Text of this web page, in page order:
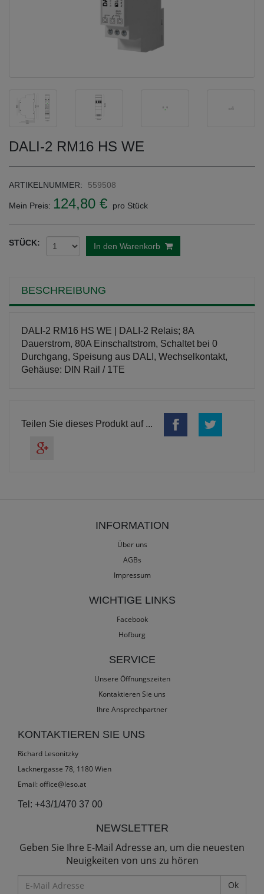
DALI-2 RM16 HS WE
ARTIKELNUMMER: 559508
Mein Preis: 124,80 € pro Stück
STÜCK: In den Warenkorb
BESCHREIBUNG
DALI-2 RM16 HS WE | DALI-2 Relais; 8A
Dauerstrom, 80A Einschaltstrom, Schaltet bei 0
Durchgang, Speisung aus DALI, Wechselkontakt,
Gehäuse: DIN Rail / 1TE
Teilen Sie dieses Produkt auf ...
INFORMATION
Über uns
AGBs
Impressum
WICHTIGE LINKS
Facebook
Hofburg
SERVICE
Unsere Öffnungszeiten
Kontaktieren Sie uns
Ihre Ansprechpartner
KONTAKTIEREN SIE UNS
Richard Lesonitzky
Lacknergasse 78, 1180 Wien
Email: office@leso.at
Tel: +43/1/470 37 00
NEWSLETTER
Geben Sie Ihre E-Mail Adresse an, um die neuesten
Neuigkeiten von uns zu hören